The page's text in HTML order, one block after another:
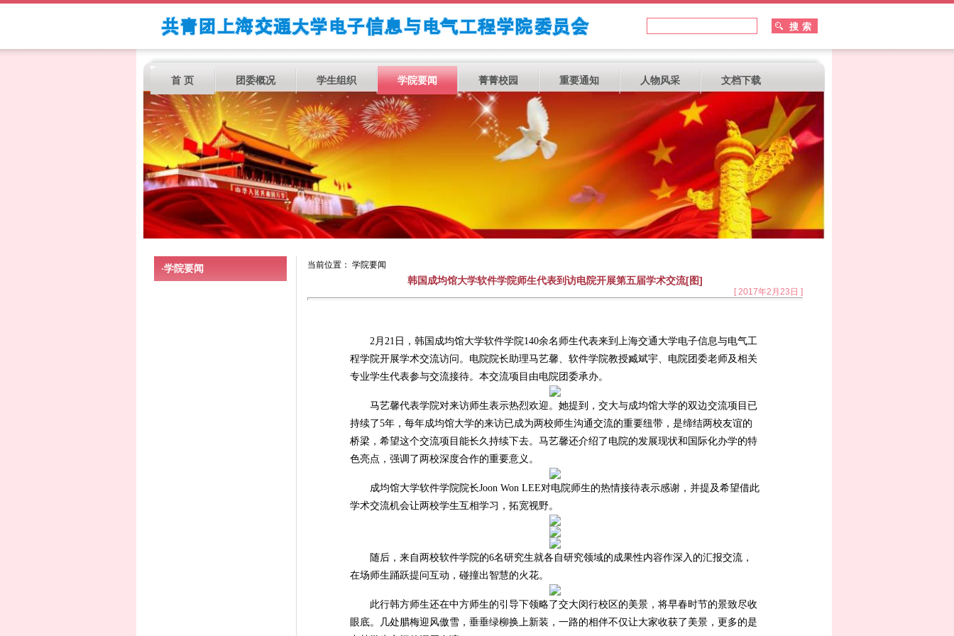
首 页 团委概况 学生组织 学院要闻 菁菁校园 重要通知 人物风采 文档下载
·学院要闻 当前位置： 学院要闻
韩国成均馆大学软件学院师生代表到访电院开展第五届学术交流[图]
[ 2017年2月23日 ]
2月21日，韩国成均馆大学软件学院140余名师生代表来到上海交通大学电子信息与电气工
程学院开展学术交流访问。电院院长助理马艺馨、软件学院教授臧斌宇、电院团委老师及相关
专业学生代表参与交流接待。本交流项目由电院团委承办。
马艺馨代表学院对来访师生表示热烈欢迎。她提到，交大与成均馆大学的双边交流项目已
持续了5年，每年成均馆大学的来访已成为两校师生沟通交流的重要纽带，是缔结两校友谊的
桥梁，希望这个交流项目能长久持续下去。马艺馨还介绍了电院的发展现状和国际化办学的特
色亮点，强调了两校深度合作的重要意义。
成均馆大学软件学院院长Joon Won LEE对电院师生的热情接待表示感谢，并提及希望借此
学术交流机会让两校学生互相学习，拓宽视野。
随后，来自两校软件学院的6名研究生就各自研究领域的成果性内容作深入的汇报交流，
在场师生踊跃提问互动，碰撞出智慧的火花。
此行韩方师生还在中方师生的引导下领略了交大闵行校区的美景，将早春时节的景致尽收
眼底。几处腊梅迎风傲雪，垂垂绿柳换上新装，一路的相伴不仅让大家收获了美景，更多的是